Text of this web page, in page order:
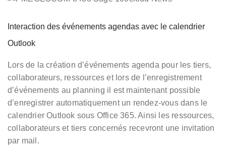
Interaction des événements agendas avec le calendrier
Outlook
Lors de la création d’événements agenda pour les tiers,
collaborateurs, ressources et lors de l’enregistrement
d’événements au planning il est maintenant possible
d’enregistrer automatiquement un rendez-vous dans le
calendrier Outlook sous Office 365. Ainsi les ressources,
collaborateurs et tiers concernés recevront une invitation
par mail.